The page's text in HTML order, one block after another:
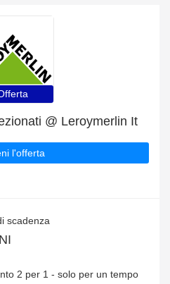
@ Leroymerlin It
l'offerta
scadenza
2 per 1 - solo per un tempo